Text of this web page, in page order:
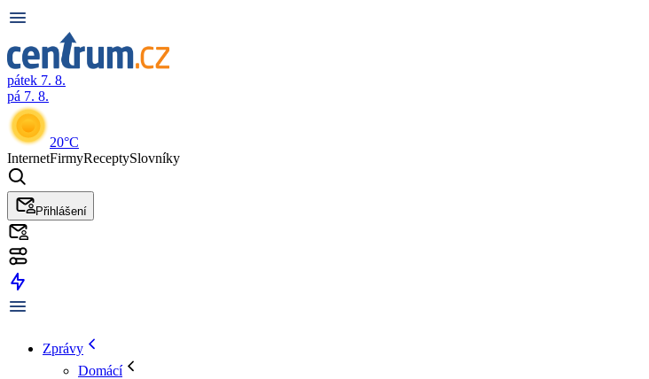
pátek 7. 8.
pá 7. 8.
20°C
InternetFirmyReceptySlovníky
Přihlášení
Zprávy
Domácí